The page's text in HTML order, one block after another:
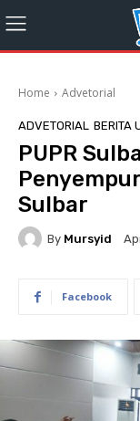
Home Advetorial
ADVETORIAL BERITA
PUPR
Sulbar
By Mursyid
Facebook